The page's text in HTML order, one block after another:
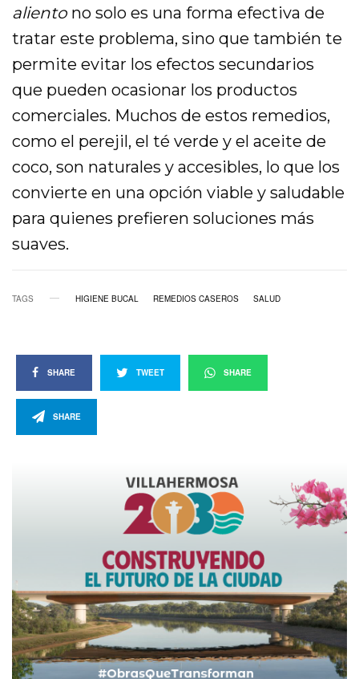
alientono solo es una forma efectiva de
tratar este problema, sino que también te
permite evitar los efectos secundarios
que pueden ocasionar los productos
comerciales. Muchos de estos remedios,
como el perejil, el té verde y el aceite de
coco, son naturales y accesibles, lo que los
convierte en una opción viable y saludable
para quienes prefieren soluciones más
suaves.
TAGS HIGIENE BUCAL REMEDIOS CASEROS SALUD
SHARE TWEET SHARE
SHARE